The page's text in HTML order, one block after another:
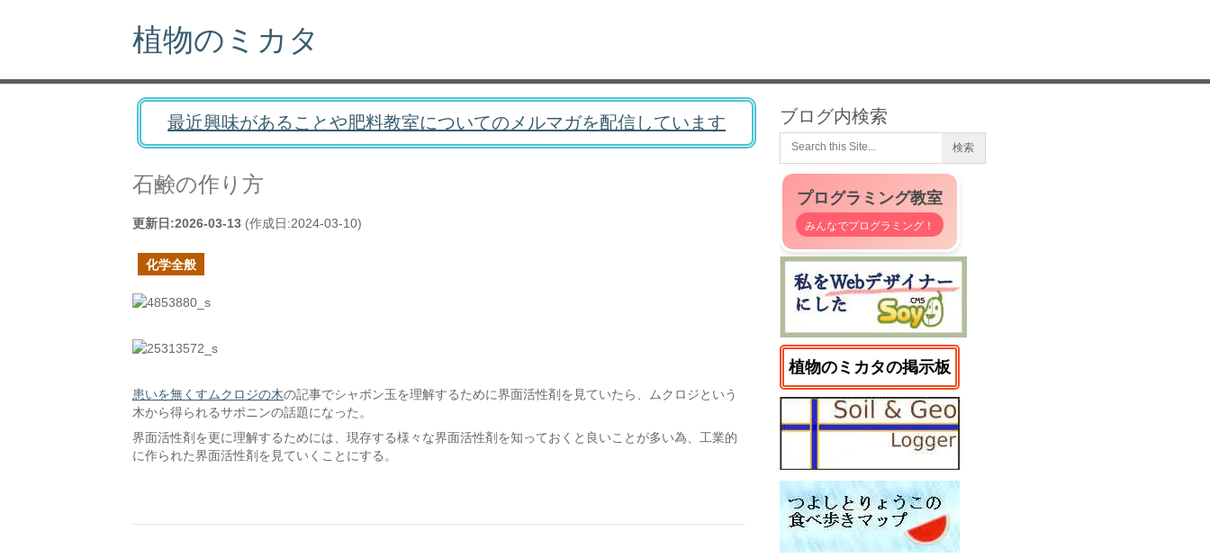
植物のミカタ
最近興味があることや肥料教室についてのメルマガを配信しています
石鹸の作り方
更新日:2026-03-13 (作成日:2024-03-10)
化学全般
患いを無くすムクロジの木の記事でシャボン玉を理解するために界面活性剤を見ていたら、ムクロジという
木から得られるサポニンの話題になった。
界面活性剤を更に理解するためには、現存する様々な界面活性剤を知っておくと良いことが多い為、工業的
に作られた界面活性剤を見ていくことにする。
ブログ内検索
プログラミング教室
みんなでプログラミング！
植物のミカタの掲示板